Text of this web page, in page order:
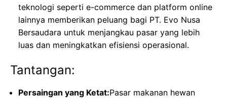
teknologi seperti e-commerce dan platform online
lainnya memberikan peluang bagi PT. Evo Nusa
Bersaudara untuk menjangkau pasar yang lebih
luas dan meningkatkan efisiensi operasional.
Tantangan:
Persaingan yang Ketat:Pasar makanan hewan